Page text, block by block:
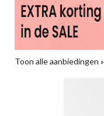
Toon alle aanbiedingen »